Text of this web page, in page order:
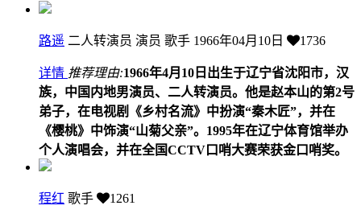
路遥 二人转演员 演员 歌手 1966年04月10日 1736
详情 推荐理由:1966年4月10日出生于辽宁省沈阳市，汉
族，中国内地男演员、二人转演员。他是赵本山的第2号
弟子，在电视剧《乡村名流》中扮演“秦木匠”，并在
《樱桃》中饰演“山菊父亲”。1995年在辽宁体育馆举办
个人演唱会，并在全国CCTV口哨大赛荣获金口哨奖。
程红 歌手 1261